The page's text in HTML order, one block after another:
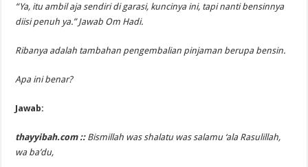
“Ya, itu ambil aja sendiri di garasi, kuncinya ini, tapi nanti bensinnya
diisi penuh ya.” Jawab Om Hadi.
Ribanya adalah tambahan pengembalian pinjaman berupa bensin.
Apa ini benar?
Jawab:
thayyibah.com :: Bismillah was shalatu was salamu ‘ala Rasulillah,
wa ba’du,